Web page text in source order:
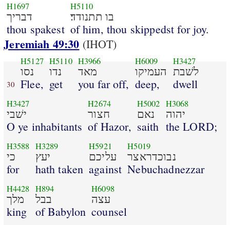
H1697
דבריך
thou spakest
H5110
בו תתנודד׃
of him, thou skippedst for joy.
Jeremiah 49:30 (IHOT)
30
H5127
נסו
Flee,
H5110
נדו
get
H3966
מאד
you far off,
H6009
העמיקו
deep,
H3427
לשׁבת
dwell
H3427
ישׁבי
O ye inhabitants
H2674
חצור
of Hazor,
H5002
נאם
saith
H3068
יהוה
the LORD;
H3588
כי
for
H3289
יעץ
hath taken
H5921
עליכם
against
H5019
נבוכדראצר
Nebuchadnezzar
H4428
מלך
king
H894
בבל
of Babylon
H6098
עצה
counsel